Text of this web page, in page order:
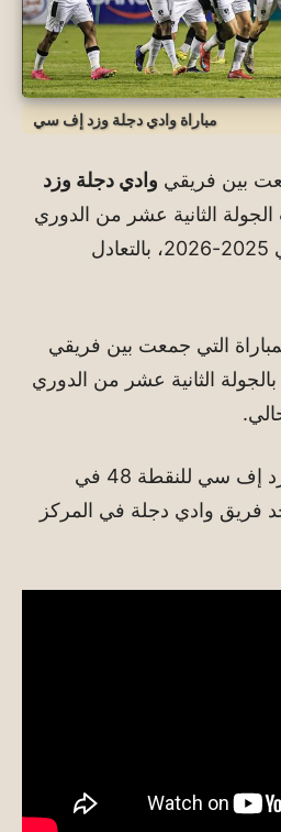
مباراة وادي دجلة وزد إف سي
بين فريقي وادي دجلة وزد
الثانية عشر من الدوري
المصري بالموسم الحالي 2025-2026، بالتعادل
التي جمعت بين فريقي
الثانية عشر من الدوري
وبهذه النتيجة رفع نادي زد إف سي للنقطة 48 في
فريق وادي دجلة في المركز